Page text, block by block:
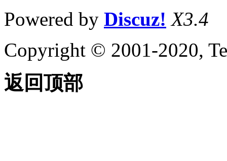
Powered by Discuz! X3.4
Copyright © 2001-2020,
返回顶部